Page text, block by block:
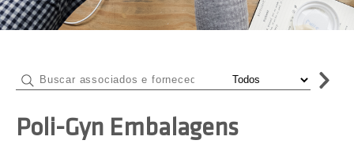
Poli-Gyn Embalagens